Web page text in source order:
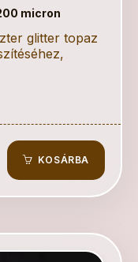
micron
glitter topaz
KOSÁRBA